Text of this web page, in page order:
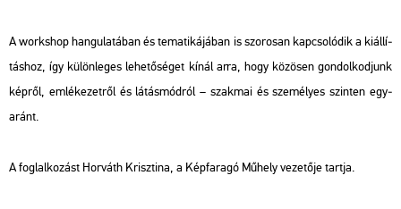
A work­shop han­gu­la­tá­ban és te­ma­ti­ká­já­ban is szo­ro­san kap­cso­ló­dik a ki­ál­lí­
tás­hoz, így kü­lön­le­ges le­he­tő­sé­get kínál arra, hogy kö­zö­sen gon­dol­kod­junk
kép­ről, em­lé­ke­zet­ről és lá­tás­mód­ról – szak­mai és sze­mé­lyes szin­ten egy­
aránt.
A fog­lal­ko­zást Hor­váth Krisz­ti­na, a Kép­fa­ra­gó Mű­hely ve­ze­tő­je tart­ja.